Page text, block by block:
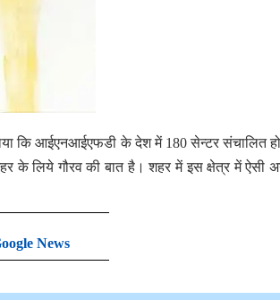
कि आईएनआईएफडी के देश में 180 सेन्टर संचालित
के लिये गौरव की बात है। शहर में इस क्षेत्र में ऐसी
News